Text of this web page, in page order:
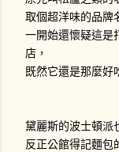
取個超洋味的品牌
一開始還懷疑這是
店，
既然它還是那麼好
黛麗斯的波士頓派
反正公館得記麵包